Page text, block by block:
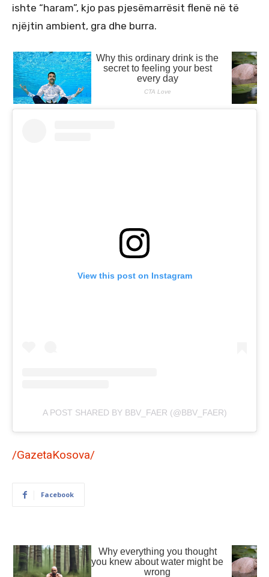
ishte “haram”, kjo pas pjesëmarrësit flenë në të
njëjtin ambient, gra dhe burra.
View this post on Instagram
A POST SHARED BY BBV_FAER (@BBV_FAER)
/GazetaKosova/
Facebook